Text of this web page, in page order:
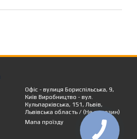
Офіс - вулиця Бориспільська, 9,
Київ Виробництво - вул.
Кульпарківська, 151, Львів,
Львівська область / (Не магазин)
Мапа проїзду